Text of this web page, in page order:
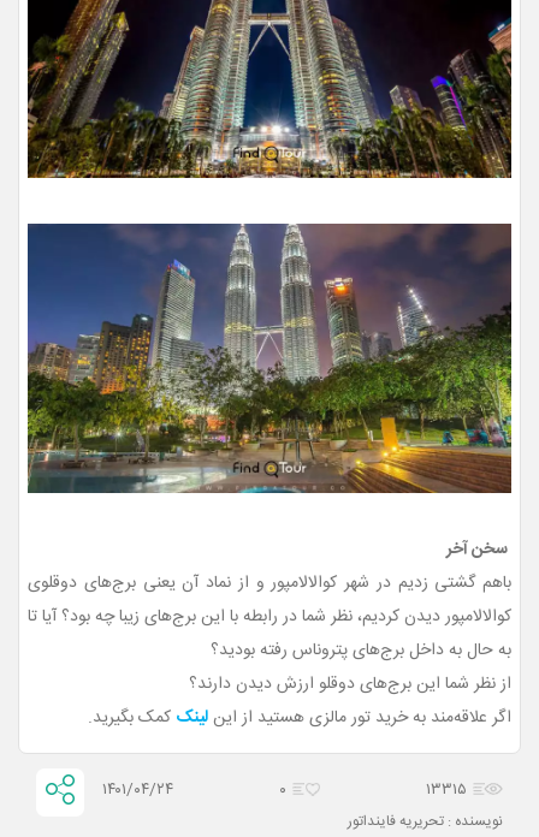
سخن آخر
باهم گشتی زدیم در شهر کوالالامپور و از نماد آن یعنی برج‌های دوقلوی
کوالالامپور دیدن کردیم، نظر شما در رابطه با این برج‌های زیبا چه بود؟ آیا تا
به حال به داخل برج‌های پتروناس رفته بودید؟
از نظر شما این برج‌های دوقلو ارزش دیدن دارند؟
اگر علاقه‌مند به خرید تور مالزی هستید از اینلینک کمک بگیرید.
۱۳۳۱۵ ۰ ۱۴۰۱/۰۴/۲۴
نویسنده : تحریریه فاینداتور